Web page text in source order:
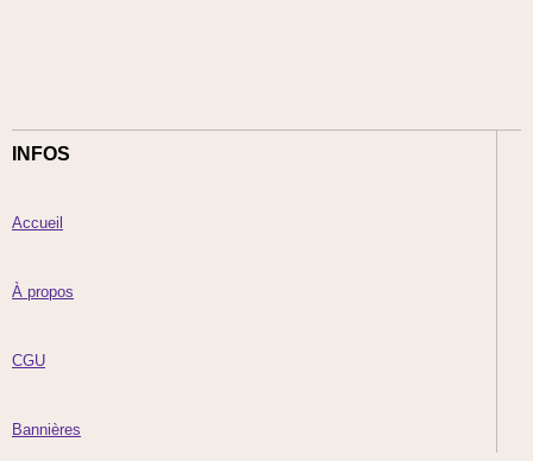
INFOS
Accueil
À propos
CGU
Bannières